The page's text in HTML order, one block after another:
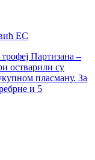
ЕС
Партизана –
остварили су
пласману. За
и 5